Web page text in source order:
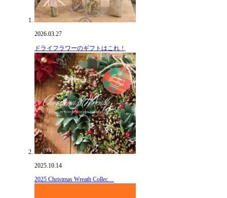
2026.03.27
ドライフラワーのギフトはこれ！
2025.10.14
2025 Christmas Wreath Collec…